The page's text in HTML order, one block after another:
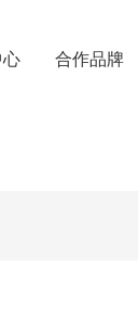
合作品牌